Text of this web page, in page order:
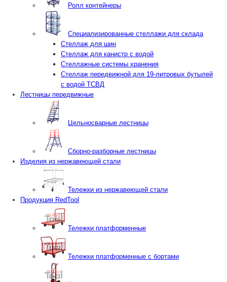
Ролл контейнеры
Специализированные стеллажи для склада
Стеллаж для шин
Стеллаж для канистр с водой
Стеллажные системы хранения
Стеллаж передвижной для 19-литровых бутылей
с водой ТСВД
Лестницы передвижные
Цельносварные лестницы
Сборно-разборные лестницы
Изделия из нержавеющей стали
Тележки из нержавеющей стали
Продукция RedTool
Тележки платформенные
Тележки платформенные с бортами